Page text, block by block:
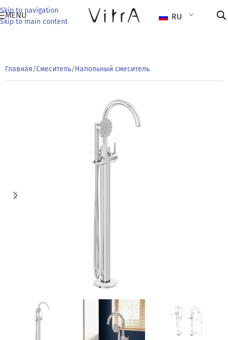
Skip to navigation
Skip to main content
MENU RU
Главная/Смеситель/Напольный смеситель